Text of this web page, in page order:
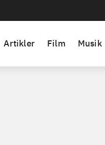
Artikler Film Musik